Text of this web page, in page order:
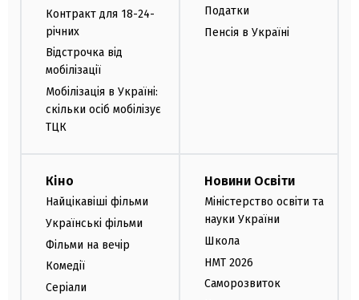
Контракт для 18-24-
річних
Відстрочка від
мобілізації
Мобілізація в Україні:
скільки осіб мобілізує
ТЦК
Податки
Пенсія в Україні
Кіно
Найцікавіші фільми
Українські фільми
Фільми на вечір
Комедії
Серіали
Новини Освіти
Міністерство освіти та
науки України
Школа
НМТ 2026
Саморозвиток